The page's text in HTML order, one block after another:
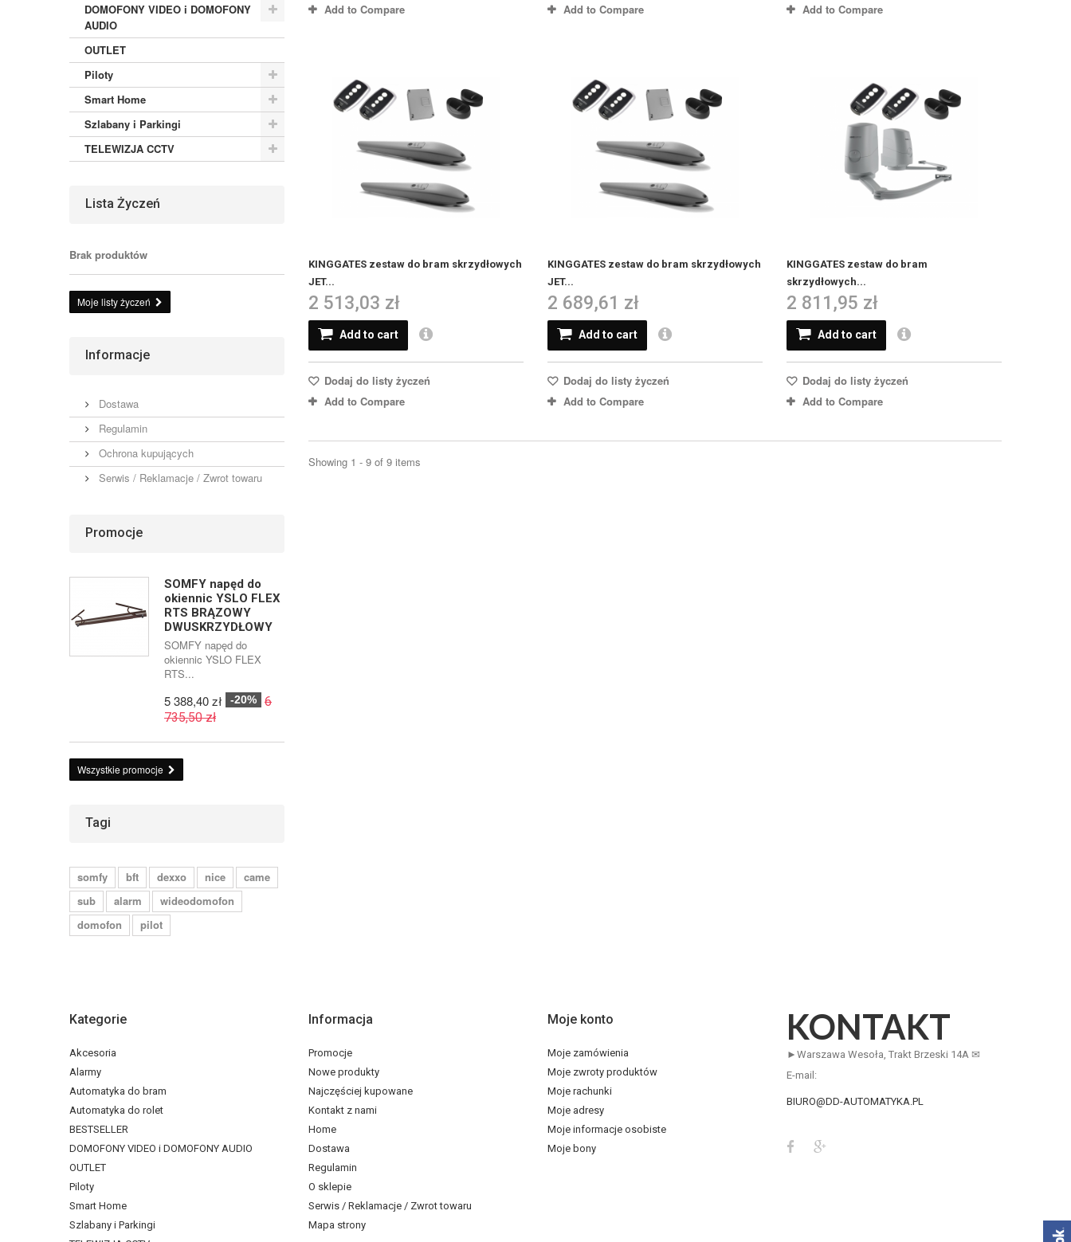
Add to Compare
Add to Compare
Add to Compare
KINGGATES zestaw do bram skrzydłowych
JET...
2 513,03 zł
Add to cart
Dodaj do listy życzeń
Add to Compare
KINGGATES zestaw do bram skrzydłowych
JET...
2 689,61 zł
Add to cart
Dodaj do listy życzeń
Add to Compare
KINGGATES zestaw do bram
skrzydłowych...
2 811,95 zł
Add to cart
Dodaj do listy życzeń
Add to Compare
Showing 1 - 9 of 9 items
DOMOFONY VIDEO i DOMOFONY
AUDIO
OUTLET
Piloty
Smart Home
Szlabany i Parkingi
TELEWIZJA CCTV
Lista Życzeń
Brak produktów
Moje listy życzeń
Informacje
Dostawa
Regulamin
Ochrona kupujących
Serwis / Reklamacje / Zwrot towaru
Promocje
SOMFY napęd do
okiennic YSLO FLEX
RTS BRĄZOWY
DWUSKRZYDŁOWY
SOMFY napęd do
okiennic YSLO FLEX
RTS...
5 388,40 zł -20%
6
735,50 zł
Wszystkie promocje
Tagi
somfy bft dexxo nice
came
sub
alarm
wideodomofon
domofon
pilot
Kategorie
Akcesoria
Alarmy
Automatyka do bram
Automatyka do rolet
BESTSELLER
DOMOFONY VIDEO i DOMOFONY AUDIO
OUTLET
Piloty
Smart Home
Szlabany i Parkingi
Informacja
Promocje
Nowe produkty
Najczęściej kupowane
Kontakt z nami
Home
Dostawa
Regulamin
O sklepie
Serwis / Reklamacje / Zwrot towaru
Mapa strony
Moje konto
Moje zamówienia
Moje zwroty produktów
Moje rachunki
Moje adresy
Moje informacje osobiste
Moje bony
KONTAKT
►Warszawa Wesoła, Trakt Brzeski 14A ✉
E-mail:
BIURO@DD-AUTOMATYKA.PL